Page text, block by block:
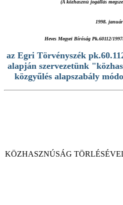
(A közhasznú jogállás
1998.
Heves Megyei Bíróság Pk.60112/
az Egri Törvényszék
alapján szervezetünk
közgyűlés alapszabály
KÖZHASZNÚSÁG